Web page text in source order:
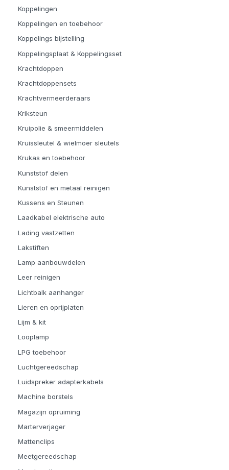
Koppelingen
Koppelingen en toebehoor
Koppelings bijstelling
Koppelingsplaat & Koppelingsset
Krachtdoppen
Krachtdoppensets
Krachtvermeerderaars
Kriksteun
Kruipolie & smeermiddelen
Kruissleutel & wielmoer sleutels
Krukas en toebehoor
Kunststof delen
Kunststof en metaal reinigen
Kussens en Steunen
Laadkabel elektrische auto
Lading vastzetten
Lakstiften
Lamp aanbouwdelen
Leer reinigen
Lichtbalk aanhanger
Lieren en oprijplaten
Lijm & kit
Looplamp
LPG toebehoor
Luchtgereedschap
Luidspreker adapterkabels
Machine borstels
Magazijn opruiming
Marterverjager
Mattenclips
Meetgereedschap